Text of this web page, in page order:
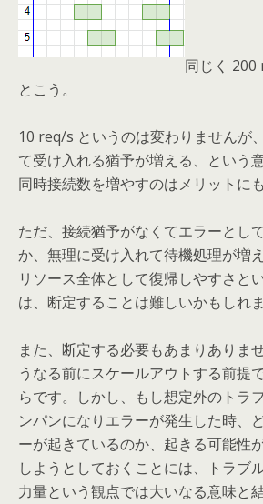
同じく
とこう。
10 req/s というのは変わりませんが
て受け入れる猶予が増える、という
同時接続数を増やすのはメリットに
ただ、接続猶予がなくてエラーとし
か、無理に受け入れて待機処理が増
リソース全体として復帰しやすさと
は、断定することは難しいかもしれま
また、断定する必要もあまりありま
うなる前にスケールアウトする前提
らです。しかし、もし想定外のトラ
ンパンになりエラーが発生した時、
ーが起きているのか、起きる可能性
しようとしておくことには、トラブ
力量という観点では大いなる意味と